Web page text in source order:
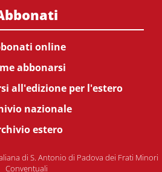
online
abbonarsi
all'edizione per l'estero
nazionale
estero
di S. Antonio di Padova dei Frati Minori
Conventuali